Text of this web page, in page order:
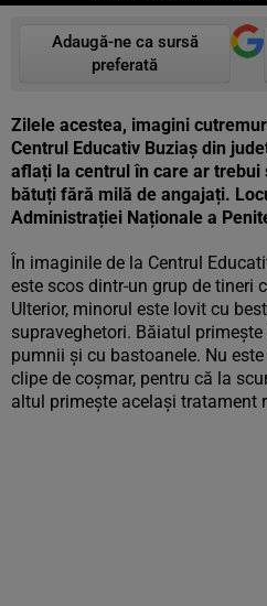
Adaugă-ne ca sursă
preferată
Zilele acestea, imagini
Centrul Educativ Buziaș din
aflați la centrul în care ar
bătuți fără milă de angajați.
Administrației Naționale a
În imaginile de la Centrul
este scos dintr-un grup de tineri
Ulterior, minorul este lovit cu
supraveghetori. Băiatul
pumnii și cu bastoanele. Nu
clipe de coșmar, pentru că la
altul primește același tratament